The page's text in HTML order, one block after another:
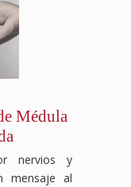
Médula
nervios y
mensaje al